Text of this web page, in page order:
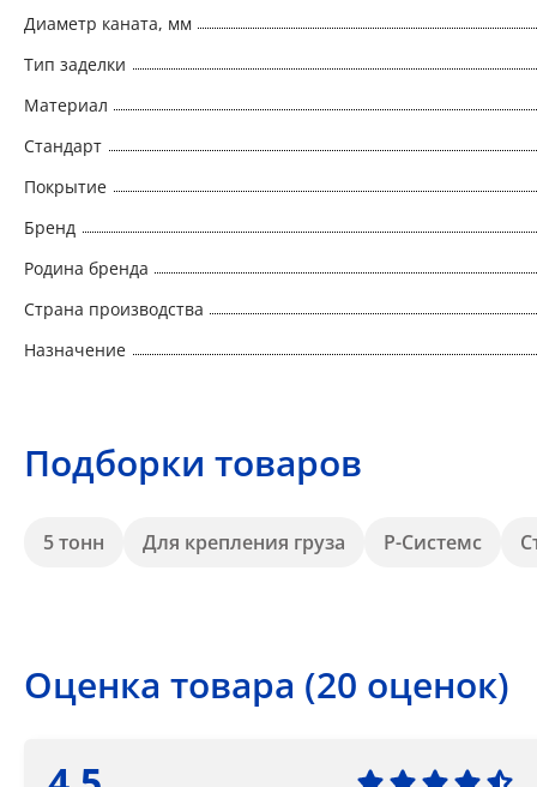
Диаметр каната, мм
Тип заделки
Материал
Стандарт
Покрытие
Бренд
Родина бренда
Страна производства
Назначение
Подборки товаров
5 тонн Для крепления груза Р-Системс
Оценка товара (20 оценок)